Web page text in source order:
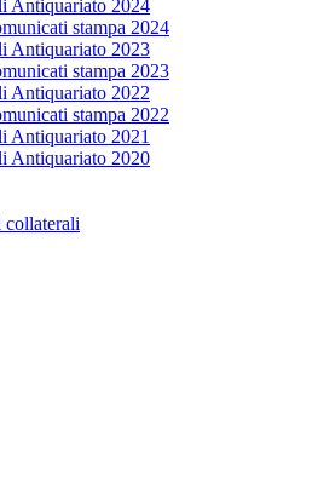
Antiquariato 2024
stampa 2024
Antiquariato 2023
stampa 2023
Antiquariato 2022
stampa 2022
Antiquariato 2021
Antiquariato 2020